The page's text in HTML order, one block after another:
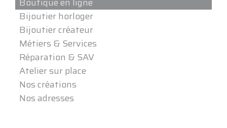
Bijoutier horloger
Bijoutier créateur
Métiers & Services
Réparation & SAV
Atelier sur place
Nos créations
Nos adresses